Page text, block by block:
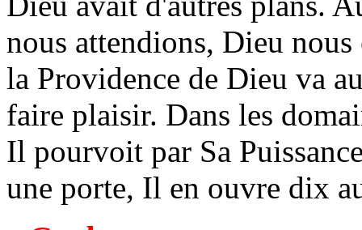
nous attendions, Dieu
la Providence de Dieu va
faire plaisir. Dans les
Il pourvoit par Sa
une porte, Il en ouvre dix